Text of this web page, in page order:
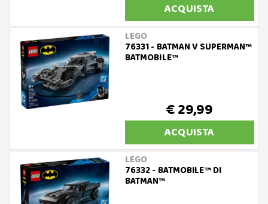
ACQUISTA
LEGO
76331 - BATMAN V SUPERMAN™
BATMOBILE™
€ 29,99
ACQUISTA
LEGO
76332 - BATMOBILE™ DI
BATMAN™